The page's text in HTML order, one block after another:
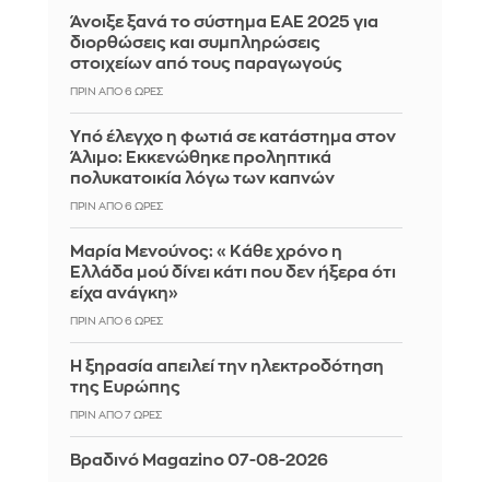
Άνοιξε ξανά το σύστημα ΕΑΕ 2025 για
διορθώσεις και συμπληρώσεις
στοιχείων από τους παραγωγούς
ΠΡΙΝ ΑΠΌ 6 ΏΡΕΣ
Yπό έλεγχο η φωτιά σε κατάστημα στον
Άλιμο: Εκκενώθηκε προληπτικά
πολυκατοικία λόγω των καπνών
ΠΡΙΝ ΑΠΌ 6 ΏΡΕΣ
Μαρία Μενούνος: «Κάθε χρόνο η
Ελλάδα μού δίνει κάτι που δεν ήξερα ότι
είχα ανάγκη»
ΠΡΙΝ ΑΠΌ 6 ΏΡΕΣ
Η ξηρασία απειλεί την ηλεκτροδότηση
της Ευρώπης
ΠΡΙΝ ΑΠΌ 7 ΏΡΕΣ
Βραδινό Magazino 07-08-2026